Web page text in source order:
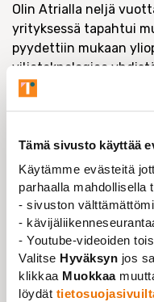
Tämä sivusto käyttää
Käytämme evästeitä
parhaalla mahdollisella
- sivuston
-
- Youtube-videoiden
Valitse Hyväksyn jos
klikkaa Muokkaa
löydät
Olin Atrialla neljä
yrityksessä tapahtui
pyydettiin mukaan
viljateknologiaa
oli erittäin
Väitöksen jälkeen
tutkimusyksikön,
elintarvikekemian
sopivalta, että olisi
Vuonna 2015 päätin
aikaa itselleni ja
kirjoittamista.
YstäväniMaija